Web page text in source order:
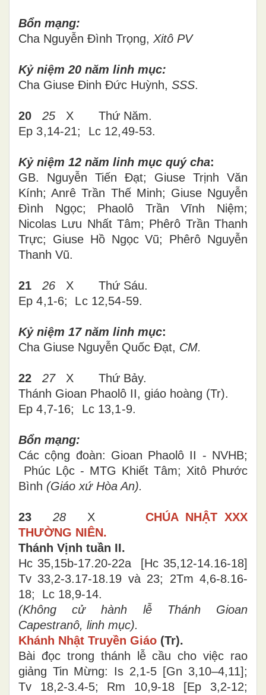
Bổn mạng:
Cha Nguyễn Đình Trọng, Xitô PV
Kỷ niệm 20 năm linh mục:
Cha Giuse Đinh Đức Huỳnh, SSS.
20 25 X Thứ Năm.
Ep 3,14-21; Lc 12,49-53.
Kỷ niệm 12 năm linh mục quý cha:
GB. Nguyễn Tiến Đạt; Giuse Trịnh Văn
Kính; Anrê Trần Thế Minh; Giuse Nguyễn
Đình Ngọc; Phaolô Trần Vĩnh Niệm;
Nicolas Lưu Nhất Tâm; Phêrô Trần Thanh
Trực; Giuse Hồ Ngọc Vũ; Phêrô Nguyễn
Thanh Vũ.
21 26 X Thứ Sáu.
Ep 4,1-6; Lc 12,54-59.
Kỷ niệm 17 năm linh mục:
Cha Giuse Nguyễn Quốc Đạt, CM.
22 27X Thứ Bảy.
Thánh Gioan Phaolô II, giáo hoàng (Tr).
Ep 4,7-16; Lc 13,1-9.
Bổn mạng:
Các cộng đoàn: Gioan Phaolô II - NVHB;
Phúc Lộc - MTG Khiết Tâm; Xitô Phước
Bình (Giáo xứ Hòa An).
23 28 X CHÚA NHẬT XXX
THƯỜNG NIÊN.
Thánh Vịnh tuần II.
Hc 35,15b-17.20-22a [Hc 35,12-14.16-18]
Tv 33,2-3.17-18.19 và 23; 2Tm 4,6-8.16-
18; Lc 18,9-14.
(Không cử hành lễ Thánh Gioan
Capestranô, linh mục).
Khánh Nhật Truyền Giáo (Tr).
Bài đọc trong thánh lễ cầu cho việc rao
giảng Tin Mừng: Is 2,1-5 [Gn 3,10–4,11];
Tv 18,2-3.4-5; Rm 10,9-18
[Ep 3,2-12;